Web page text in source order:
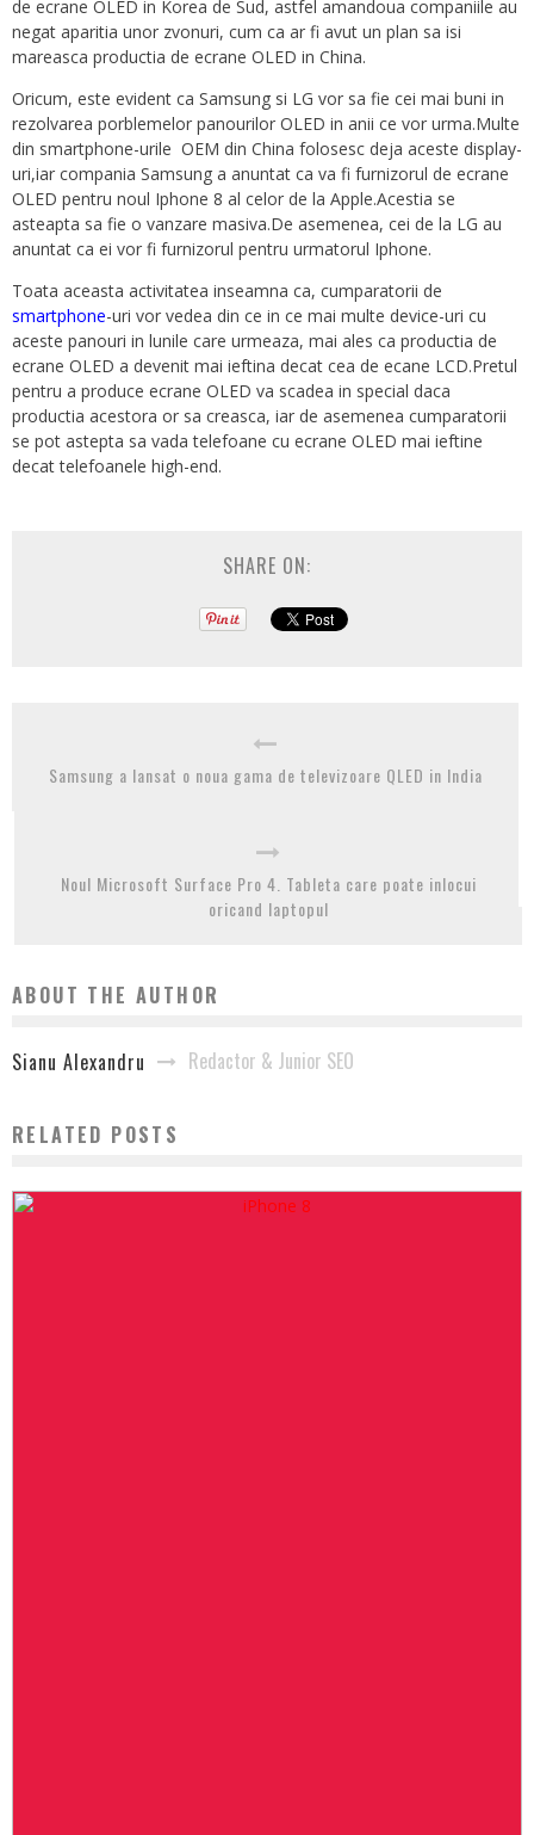
de ecrane OLED in Korea de Sud, astfel amandoua companiile au
negat aparitia unor zvonuri, cum ca ar fi avut un plan sa isi
mareasca productia de ecrane OLED in China.
Oricum, este evident ca Samsung si LG vor sa fie cei mai buni in
rezolvarea porblemelor panourilor OLED in anii ce vor urma.Multe
din smartphone-urile OEM din China folosesc deja aceste display-
uri,iar compania Samsung a anuntat ca va fi furnizorul de ecrane
OLED pentru noul Iphone 8 al celor de la Apple.Acestia se
asteapta sa fie o vanzare masiva.De asemenea, cei de la LG au
anuntat ca ei vor fi furnizorul pentru urmatorul Iphone.
Toata aceasta activitatea inseamna ca, cumparatorii de
smartphone-uri vor vedea din ce in ce mai multe device-uri cu
aceste panouri in lunile care urmeaza, mai ales ca productia de
ecrane OLED a devenit mai ieftina decat cea de ecane LCD.Pretul
pentru a produce ecrane OLED va scadea in special daca
productia acestora or sa creasca, iar de asemenea cumparatorii
se pot astepta sa vada telefoane cu ecrane OLED mai ieftine
decat telefoanele high-end.
SHARE ON:
Samsung a lansat o noua gama de televizoare QLED in India
Noul Microsoft Surface Pro 4. Tableta care poate inlocui
oricand laptopul
ABOUT THE AUTHOR
Sianu Alexandru Redactor & Junior SEO
RELATED POSTS